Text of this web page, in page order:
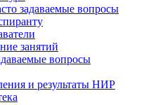
задаваемые вопросы
занятий
вопросы
и результаты НИР